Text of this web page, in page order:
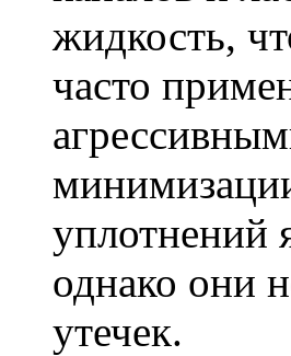
жидкость,
часто
уплотнений
однако они
утечек.